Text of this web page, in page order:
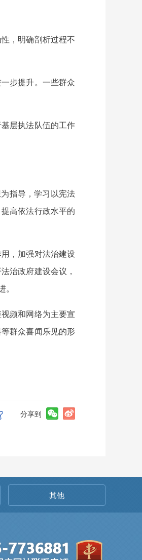
， 明确剖析过程不
步提升。一些群众
层执法队伍的工作
指导 ，学习以宪法
高依法行政水平的
，加强对法治建设
治政府建设会议，
频和网络为主要宣
群众喜闻乐见的形
分享到
其他